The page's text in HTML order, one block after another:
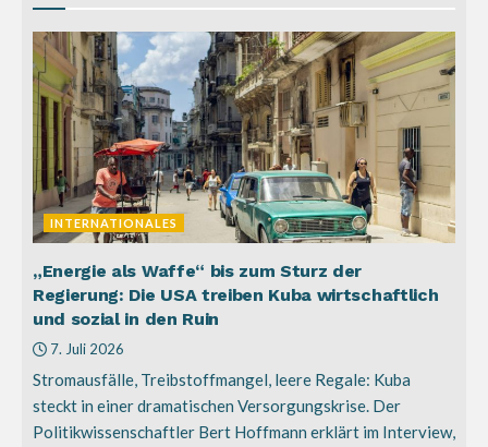
INTERNATIONALES
„Energie als Waffe“ bis zum Sturz der
Regierung: Die USA treiben Kuba wirtschaftlich
und sozial in den Ruin
7. Juli 2026
Stromausfälle, Treibstoffmangel, leere Regale: Kuba
steckt in einer dramatischen Versorgungskrise. Der
Politikwissenschaftler Bert Hoffmann erklärt im Interview,